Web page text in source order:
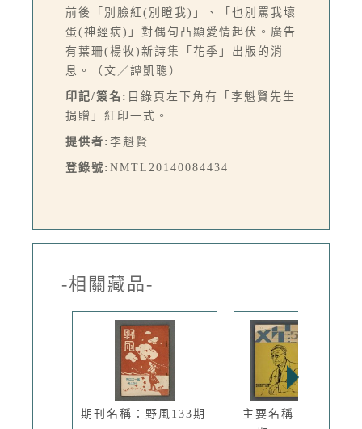
前後「別臉紅(別瞪我)」、「也別罵我壞
蛋(神經病)」對偶句凸顯愛情起伏。廣告
有葉珊(楊牧)新詩集「花季」出版的消
息。（文／譚凱聰）
印記/簽名: 目錄頁左下角有「李魁賢先生
捐贈」紅印一式。
提供者: 李魁賢
登錄號: NMTL20140084434
-相關藏品-
期刊名稱：野風133期
主要名稱：文星 55-